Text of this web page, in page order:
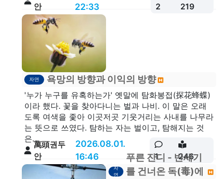
안
22:33
2 219
자연 욕망의 방향과 이익의 방향
'누가 누구를 유혹하는가' 옛말에 탐화봉접(探花蜂蝶)
이라 했다. 꽃을 찾아다니는 벌과 나비. 이 말은 오래
도록 여색을 좇아 이곳저곳 기웃거리는 사내를 나무라
는 뜻으로 쓰였다. 탐하는 자는 벌이고, 탐해지는 것
은...
萬頭권두
안
2026.08.01.
16:46
1 246
자
연
푸른 잔디 - 반세기
를 건너온 독(毒)에